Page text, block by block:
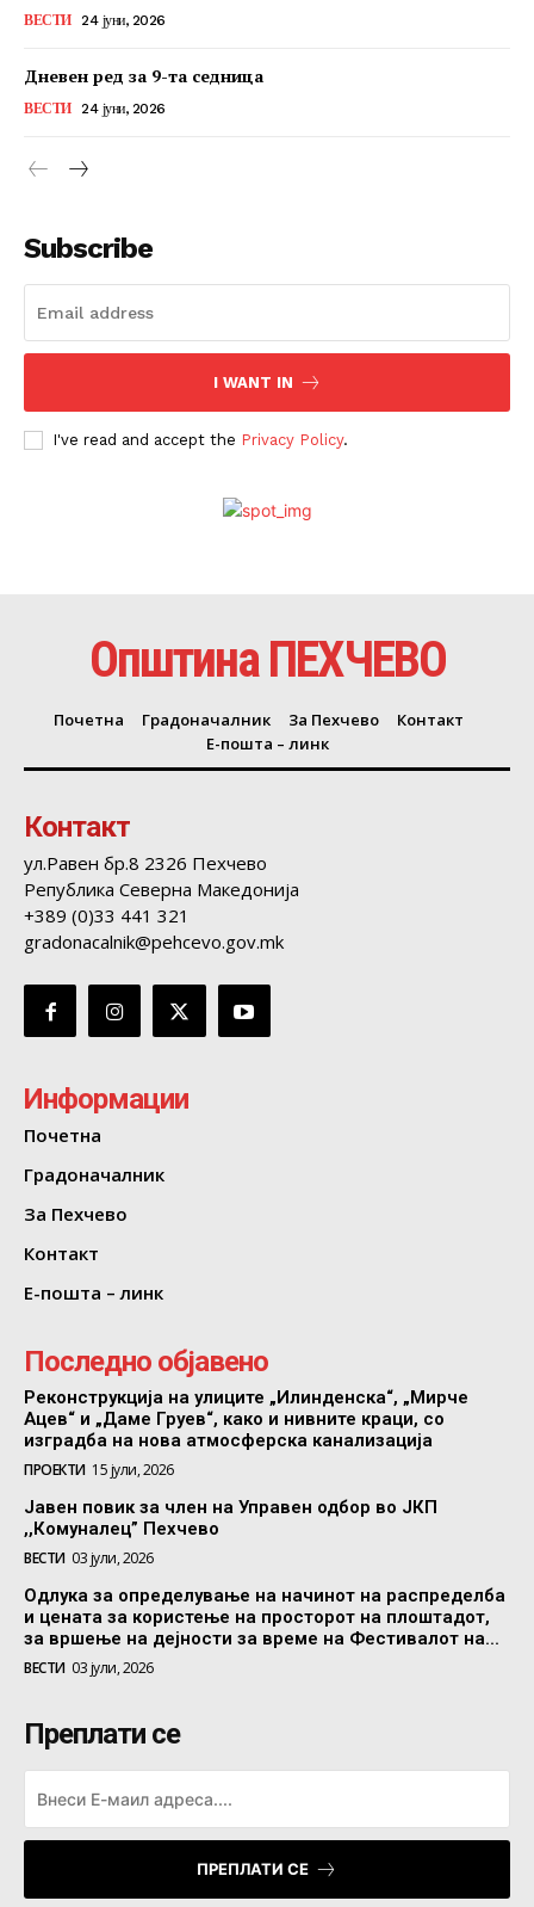
ВЕСТИ 24 јуни, 2026
Дневен ред за 9-та седница
ВЕСТИ 24 јуни, 2026
Subscribe
I WANT IN
I've read and accept the Privacy Policy.
Општина ПЕХЧЕВО
Почетна Градоначалник За Пехчево
Контакт
Е-пошта – линк
Контакт
ул.Равен бр.8 2326 Пехчево
Република Северна Македонија
+389 (0)33 441 321
gradonacalnik@pehcevo.gov.mk
Информации
Почетна
Градоначалник
За Пехчево
Контакт
Е-пошта – линк
Последно објавено
Реконструкција на улиците „Илинденска“, „Мирче
Ацев“ и „Даме Груев“, како и нивните краци, со
изградба на нова атмосферска канализација
ПРОЕКТИ 15 јули, 2026
Јавен повик за член на Управен одбор во ЈКП
,,Комуналец” Пехчево
ВЕСТИ 03 јули, 2026
Одлука за определување на начинот на распределба
и цената за користење на просторот на плоштадот,
за вршење на дејности за време на Фестивалот на...
ВЕСТИ 03 јули, 2026
Преплати се
ПРЕПЛАТИ СЕ